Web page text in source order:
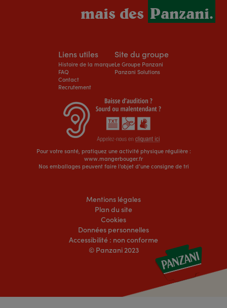
mais des Panzani.
Liens utiles
Histoire de la marque
FAQ
Contact
Recrutement
Site du groupe
Le Groupe Panzani
Panzani Solutions
Pour votre santé, pratiquez une activité physique régulière :
www.mangerbouger.fr
Nos emballages peuvent faire l’objet d’une consigne de tri
Mentions légales
Plan du site
Cookies
Données personnelles
Accessibilité : non conforme
© Panzani 2023